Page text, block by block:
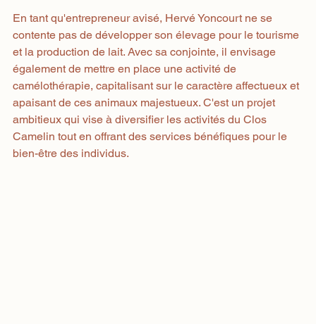
En tant qu'entrepreneur avisé, Hervé Yoncourt ne se
contente pas de développer son élevage pour le tourisme
et la production de lait. Avec sa conjointe, il envisage
également de mettre en place une activité de
camélothérapie, capitalisant sur le caractère affectueux et
apaisant de ces animaux majestueux. C'est un projet
ambitieux qui vise à diversifier les activités du Clos
Camelin tout en offrant des services bénéfiques pour le
bien-être des individus.